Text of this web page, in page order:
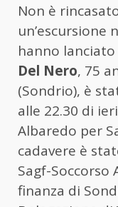
Non è
un’escursione
hanno lanciato
Del Nero, 75
(Sondrio), è
alle 22.30 di
Albaredo per
cadavere è
Sagf-Soccorso
finanza di